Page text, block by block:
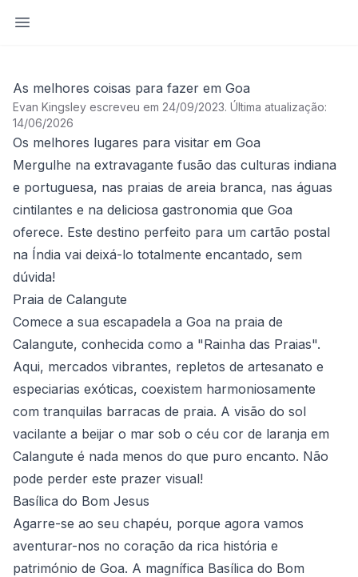
Abrir barra lateral
As melhores coisas para fazer em Goa
Evan Kingsley escreveu em 24/09/2023. Última atualização:
14/06/2026
Os melhores lugares para visitar em Goa
Mergulhe na extravagante fusão das culturas indiana
e portuguesa, nas praias de areia branca, nas águas
cintilantes e na deliciosa gastronomia que Goa
oferece. Este destino perfeito para um cartão postal
na Índia vai deixá-lo totalmente encantado, sem
dúvida!
Praia de Calangute
Comece a sua escapadela a Goa na praia de
Calangute, conhecida como a "Rainha das Praias".
Aqui, mercados vibrantes, repletos de artesanato e
especiarias exóticas, coexistem harmoniosamente
com tranquilas barracas de praia. A visão do sol
vacilante a beijar o mar sob o céu cor de laranja em
Calangute é nada menos do que puro encanto. Não
pode perder este prazer visual!
Basílica do Bom Jesus
Agarre-se ao seu chapéu, porque agora vamos
aventurar-nos no coração da rica história e
património de Goa. A magnífica Basílica do Bom